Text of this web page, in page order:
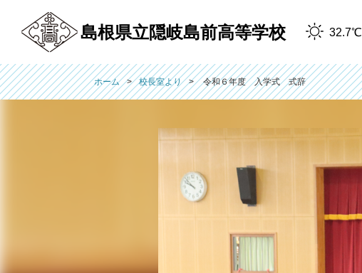
島根県立隠岐島前高等学校 32.7℃
ホーム 校長室より 令和６年度 入学式 式辞